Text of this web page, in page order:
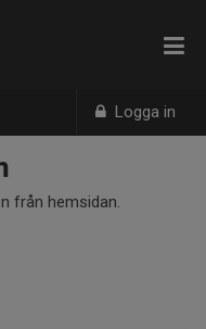
Logga in
från hemsidan.